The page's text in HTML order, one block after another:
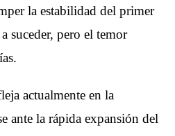
la estabilidad del primer
suceder, pero el temor
actualmente en la
ante la rápida expansión del